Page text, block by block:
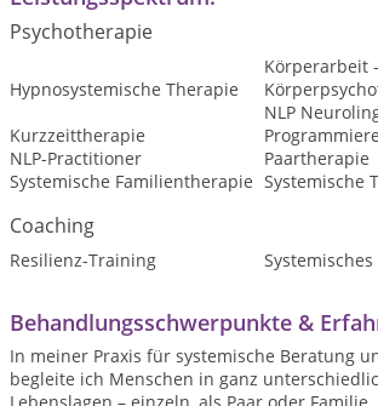
Psychotherapie
Hypnosystemische Therapie
Körperarbeit -
Kurzzeittherapie
NLP
NLP-Practitioner
Paartherapie
Systemische Familientherapie Systemische
Coaching
Resilienz-Training
Behandlungsschwerpunkte &
In meiner Praxis für systemische Beratung
begleite ich Menschen in ganz